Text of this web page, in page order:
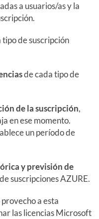
a usuarios/as y la
tipo de suscripción
de cada tipo de
de la suscripción,
en ese momento.
un período de
y previsión de
suscripciones AZURE.
a esta
las licencias Microsoft